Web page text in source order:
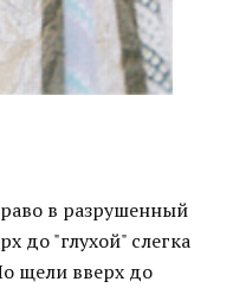
в разрушенный
до "глухой" слегка
щели вверх до